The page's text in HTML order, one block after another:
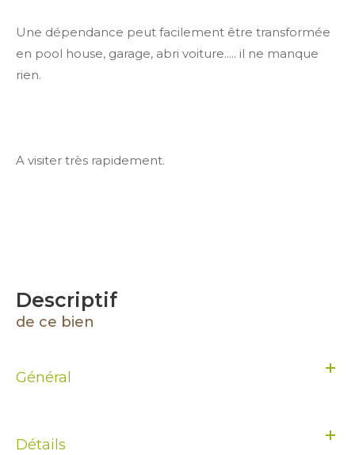
Une dépendance peut facilement être transformée
en pool house, garage, abri voiture..... il ne manque
rien.
A visiter très rapidement.
descriptif
de ce bien
Général
Détails